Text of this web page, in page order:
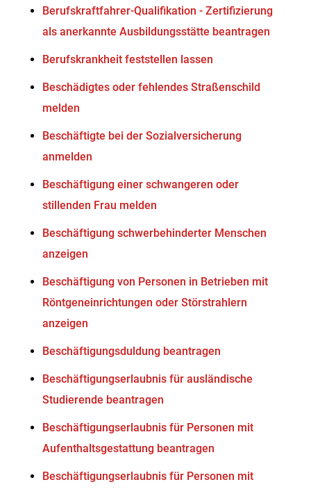
Berufskraftfahrer-Qualifikation - Zertifizierung
als anerkannte Ausbildungsstätte beantragen
Berufskrankheit feststellen lassen
Beschädigtes oder fehlendes Straßenschild
melden
Beschäftigte bei der Sozialversicherung
anmelden
Beschäftigung einer schwangeren oder
stillenden Frau melden
Beschäftigung schwerbehinderter Menschen
anzeigen
Beschäftigung von Personen in Betrieben mit
Röntgeneinrichtungen oder Störstrahlern
anzeigen
Beschäftigungsduldung beantragen
Beschäftigungserlaubnis für ausländische
Studierende beantragen
Beschäftigungserlaubnis für Personen mit
Aufenthaltsgestattung beantragen
Beschäftigungserlaubnis für Personen mit